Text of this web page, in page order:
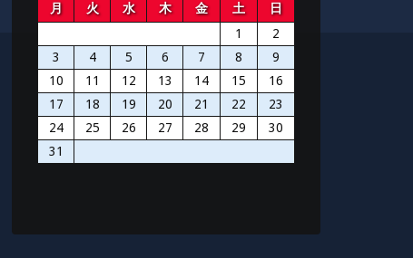
月
火 水 木 金 土
日
1
2
3
4 5 6 7 8
9
10
11 12 13 14 15
16
17
18 19 20 21 22
23
24
25 26 27 28 29
30
31